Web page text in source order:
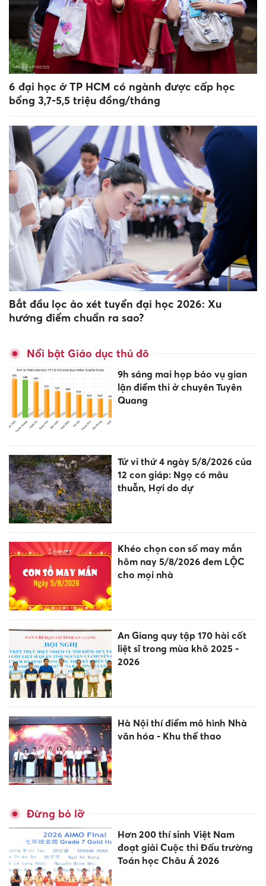
6 đại học ở TP HCM có ngành được cấp học
bổng 3,7-5,5 triệu đồng/tháng
Bắt đầu lọc ảo xét tuyển đại học 2026: Xu
hướng điểm chuẩn ra sao?
Nổi bật Giáo dục thủ đô
9h sáng mai họp báo vụ gian
lận điểm thi ở chuyên Tuyên
Quang
Tử vi thứ 4 ngày 5/8/2026 của
12 con giáp: Ngọ có mâu
thuẫn, Hợi do dự
Khéo chọn con số may mắn
hôm nay 5/8/2026 đem LỘC
cho mọi nhà
An Giang quy tập 170 hài cốt
liệt sĩ trong mùa khô 2025 -
2026
Hà Nội thí điểm mô hình Nhà
văn hóa - Khu thể thao
Đừng bỏ lỡ
Hơn 200 thí sinh Việt Nam
đoạt giải Cuộc thi Đấu trường
Toán học Châu Á 2026